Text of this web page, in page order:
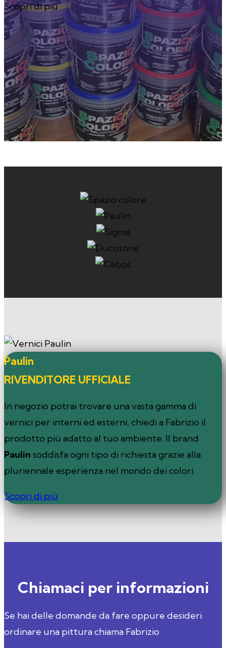
Scopri di più
Paulin
RIVENDITORE UFFICIALE
In negozio potrai trovare una vasta gamma di
vernici per interni ed esterni, chiedi a Fabrizio il
prodotto più adatto al tuo ambiente. Il brand
Paulin soddisfa ogni tipo di richiesta grazie alla
pluriennale esperienza nel mondo dei colori.
Scopri di più
Chiamaci per informazioni
Se hai delle domande da fare oppure desideri
ordinare una pittura chiama Fabrizio